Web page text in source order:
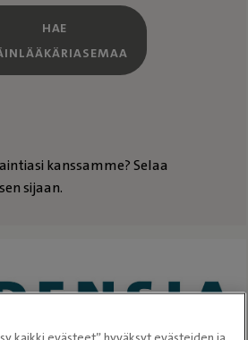
HAE
kanssamme? Selaa
sen sijaan.